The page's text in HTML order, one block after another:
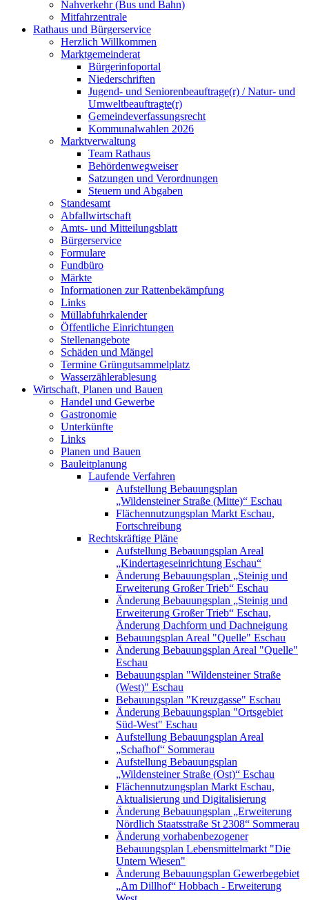
Nahverkehr (Bus und Bahn)
Mitfahrzentrale
Rathaus und Bürgerservice
Herzlich Willkommen
Marktgemeinderat
Bürgerinfoportal
Niederschriften
Jugend- und Seniorenbeauftrage(r) / Natur- und
Umweltbeauftragte(r)
Gemeindeverfassungsrecht
Kommunalwahlen 2026
Marktverwaltung
Team Rathaus
Behördenwegweiser
Satzungen und Verordnungen
Steuern und Abgaben
Standesamt
Abfallwirtschaft
Amts- und Mitteilungsblatt
Bürgerservice
Formulare
Fundbüro
Märkte
Informationen zur Rattenbekämpfung
Links
Müllabfuhrkalender
Öffentliche Einrichtungen
Stellenangebote
Schäden und Mängel
Termine Grüngutsammelplatz
Wasserzählerablesung
Wirtschaft, Planen und Bauen
Handel und Gewerbe
Gastronomie
Unterkünfte
Links
Planen und Bauen
Bauleitplanung
Laufende Verfahren
Aufstellung Bebauungsplan
„Wildensteiner Straße (Mitte)“ Eschau
Flächennutzungsplan Markt Eschau,
Fortschreibung
Rechtskräftige Pläne
Aufstellung Bebauungsplan Areal
„Kindertageseinrichtung Eschau“
Änderung Bebauungsplan „Steinig und
Erweiterung Großer Trieb“ Eschau
Änderung Bebauungsplan „Steinig und
Erweiterung Großer Trieb“ Eschau,
Änderung Dachform und Dachneigung
Bebauungsplan Areal "Quelle" Eschau
Änderung Bebauungsplan Areal "Quelle"
Eschau
Bebauungsplan "Wildensteiner Straße
(West)" Eschau
Bebauungsplan "Kreuzgasse" Eschau
Änderung Bebauungsplan "Ortsgebiet
Süd-West" Eschau
Aufstellung Bebauungsplan Areal
„Schafhof“ Sommerau
Aufstellung Bebauungsplan
„Wildensteiner Straße (Ost)“ Eschau
Flächennutzungsplan Markt Eschau,
Aktualisierung und Digitalisierung
Änderung Bebauungsplan „Erweiterung
Nördlich Staatsstraße St 2308“ Sommerau
Änderung vorhabenbezogener
Bebauungsplan Lebensmittelmarkt "Die
Untern Wiesen"
Änderung Bebauungsplan Gewerbegebiet
„Am Dillhof“ Hobbach - Erweiterung